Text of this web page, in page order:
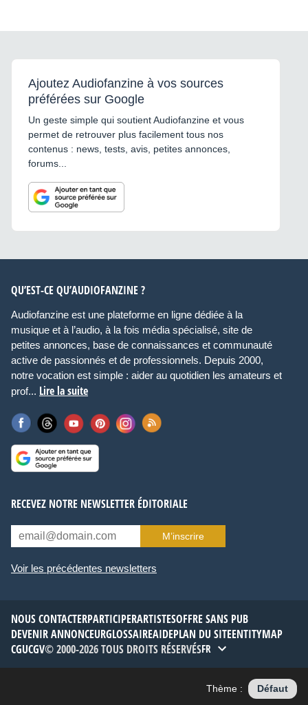
Ajoutez Audiofanzine à vos sources
préférées sur Google
Un geste simple qui soutient Audiofanzine et vous
permet de retrouver plus facilement tous nos
contenus : news, tests, avis, petites annonces,
forums...
QU’EST-CE QU’AUDIOFANZINE ?
Audiofanzine est une plateforme en ligne dédiée à la
musique et à l’audio, à la fois média spécialisé, site de
petites annonces, base de connaissances et communauté
active de passionnés et de professionnels. Depuis 2000,
notre vocation est simple : aider au quotidien les amateurs et
prof... Lire la suite
RECEVEZ NOTRE NEWSLETTER ÉDITORIALE
M’inscrire
Voir les précédentes newsletters
NOUS CONTACTERPARTICIPERARTISTESOFFRE SANS PUB
DEVENIR ANNONCEURGLOSSAIREAIDEPLAN DU SITEENTITYMAP
CGUCGV© 2000-2026 TOUS DROITS RÉSERVÉSFR
Thème : Défaut